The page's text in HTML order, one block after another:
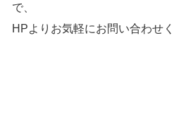
で、
HPよりお気軽にお問い合わせ